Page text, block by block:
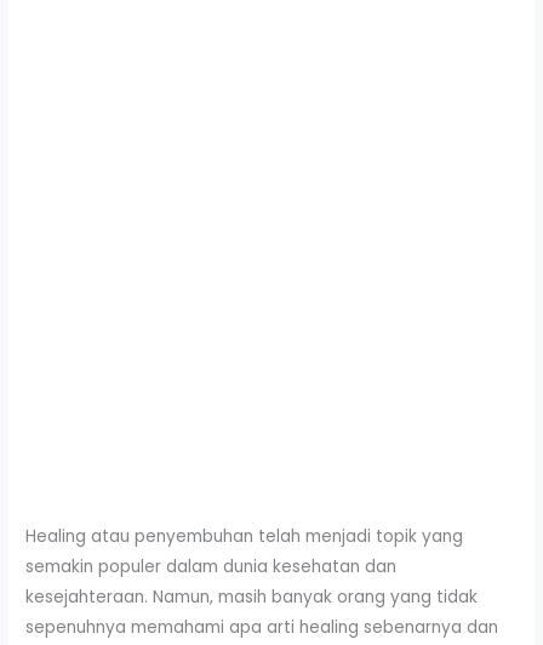
Healing atau penyembuhan telah menjadi topik yang
semakin populer dalam dunia kesehatan dan
kesejahteraan. Namun, masih banyak orang yang tidak
sepenuhnya memahami apa arti healing sebenarnya dan